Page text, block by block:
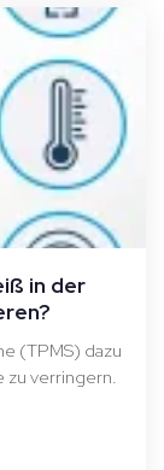
in der
(TPMS) dazu
verringern.